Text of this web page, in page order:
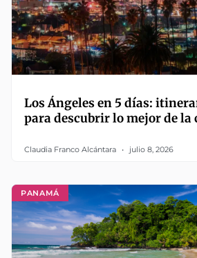
Los Ángeles en 5 días:
para descubrir lo mejor de la
Claudia Franco Alcántara julio 8, 2026
PANAMÁ